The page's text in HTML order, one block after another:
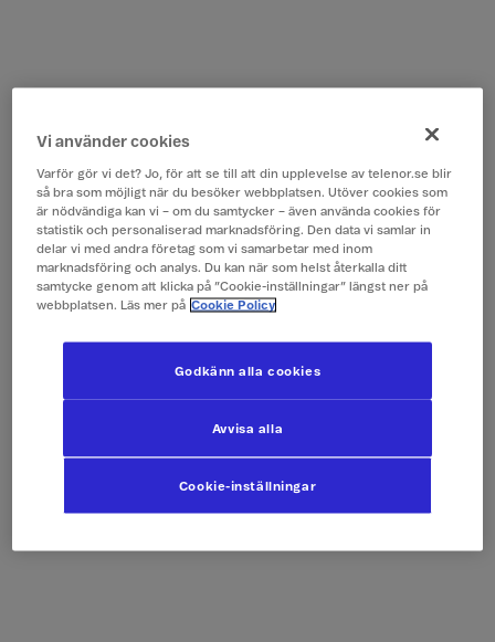
Vi använder cookies
Varför gör vi det? Jo, för att se till att din upplevelse av telenor.se blir
så bra som möjligt när du besöker webbplatsen. Utöver cookies som
är nödvändiga kan vi – om du samtycker – även använda cookies för
statistik och personaliserad marknadsföring. Den data vi samlar in
delar vi med andra företag som vi samarbetar med inom
marknadsföring och analys. Du kan när som helst återkalla ditt
samtycke genom att klicka på ”Cookie-inställningar” längst ner på
webbplatsen. Läs mer på Cookie Policy
Cookie-inställningar
Avvisa alla
Godkänn alla cookies